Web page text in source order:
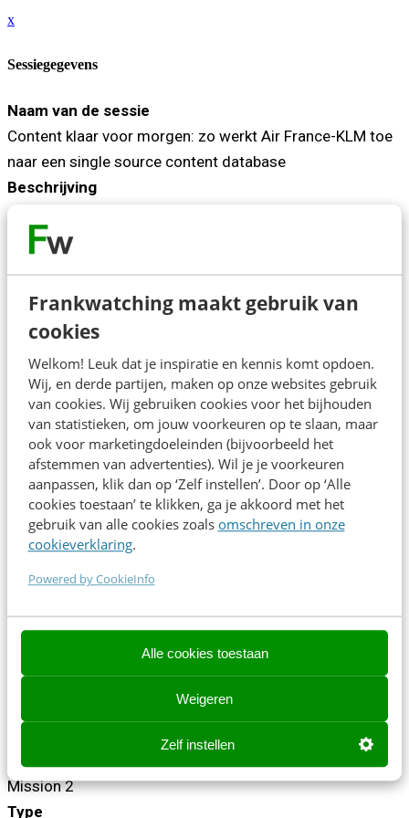
Frankwatching maakt gebruik van
cookies
Welkom! Leuk dat je inspiratie en kennis komt opdoen.
Wij, en derde partijen, maken op onze websites gebruik
van cookies. Wij gebruiken cookies voor het bijhouden
van statistieken, om jouw voorkeuren op te slaan, maar
ook voor marketingdoeleinden (bijvoorbeeld het
afstemmen van advertenties). Wil je je voorkeuren
aanpassen, klik dan op ‘Zelf instellen’. Door op ‘Alle
cookies toestaan’ te klikken, ga je akkoord met het
gebruik van alle cookies zoals omschreven in onze
cookieverklaring.
Powered by CookieInfo
Alle cookies toestaan
Weigeren
Zelf instellen
x
Sessiegegevens
Naam van de sessie
Content klaar voor morgen: zo werkt Air France-KLM toe
naar een single source content database
Beschrijving
Toekomstproof content begint bij content die goed is
ingericht. Air France-KLM werkt aan een single source
content database met flexibele en herbruikbare content.
In deze sessie deelt Marije welke stappen daarin zijn
gezet, welke uitdagingen daarbij horen en hoe teams
anders gaan werken en samenwerken om die verandering
mogelijk te maken.
Na deze sessie weet je:
Waarom een stevig contentfundament en AI
onlosmakelijk met elkaar verbonden zijn.
Welke keuzes helpen richting flexibele, herbruikbare
en gepersonaliseerde content.
Hoe contentcreatie verandert als content en
#ReusableContent #Taxonomy
Zaal
Mission 2
Type